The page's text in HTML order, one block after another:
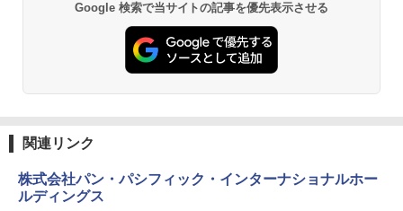
￥2,073
【くもん出版公式特別セット】くもん出
仮面ライダー 改造人間 限定ケース版
￥4,290
4
つかめ！理科ダマン 12 最強ロボット決
戦！編
物理実験モデル楽器電磁気教材を教える
ダルトンボード/ゴルトンボード物理学、
4
エンジニアリングキット小さなカート -
Google 検索で当サイトの記事を優先表示させる
関連リンク
株式会社パン・パシフィック・インターナショナルホー
ルディングス